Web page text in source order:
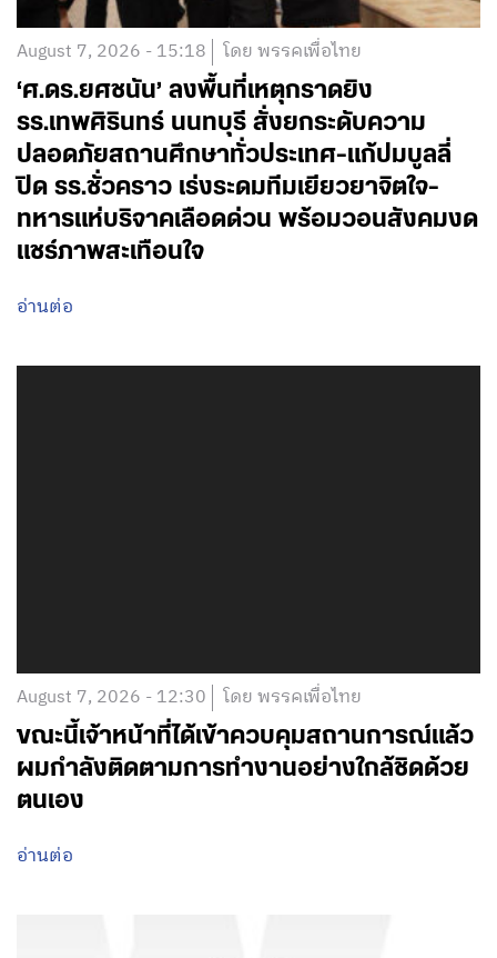
August 7, 2026 - 15:18 โดย พรรคเพื่อไทย
‘ศ.ดร.ยศชนัน’ ลงพื้นที่เหตุกราดยิง
รร.เทพศิรินทร์ นนทบุรี สั่งยกระดับความ
ปลอดภัยสถานศึกษาทั่วประเทศ-แก้ปมบูลลี่
ปิด รร.ชั่วคราว เร่งระดมทีมเยียวยาจิตใจ-
ทหารแห่บริจาคเลือดด่วน พร้อมวอนสังคมงด
แชร์ภาพสะเทือนใจ
อ่านต่อ
August 7, 2026 - 12:30 โดย พรรคเพื่อไทย
ขณะนี้เจ้าหน้าที่ได้เข้าควบคุมสถานการณ์แล้ว
ผมกำลังติดตามการทำงานอย่างใกล้ชิดด้วย
ตนเอง
อ่านต่อ